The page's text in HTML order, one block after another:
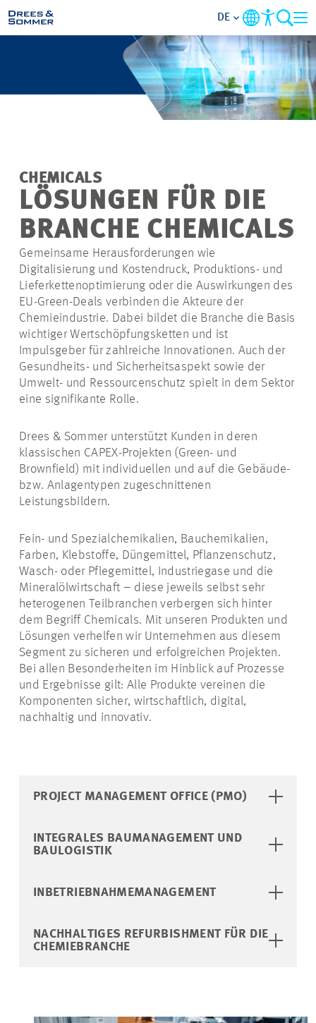
MARKETS
SERVICES
IM FOKUS
KARRIERE
PROJEKTE
KONTAKT
DE
CHEMICALS
LÖSUNGEN FÜR DIE
BRANCHE CHEMICALS
Gemeinsame Herausforderungen wie
Digitalisierung und Kostendruck, Produktions- und
Lieferkettenoptimierung oder die Auswirkungen des
EU-Green-Deals verbinden die Akteure der
Chemieindustrie. Dabei bildet die Branche die Basis
wichtiger Wertschöpfungsketten und ist
Impulsgeber für zahlreiche Innovationen. Auch der
Gesundheits- und Sicherheitsaspekt sowie der
Umwelt- und Ressourcenschutz spielt in dem Sektor
eine signifikante Rolle.
Drees & Sommer unterstützt Kunden in deren
klassischen CAPEX-Projekten (Green- und
Brownfield) mit individuellen und auf die Gebäude-
bzw. Anlagentypen zugeschnittenen
Leistungsbildern.
Fein- und Spezialchemikalien, Bauchemikalien,
Farben, Klebstoffe, Düngemittel, Pflanzenschutz,
Wasch- oder Pflegemittel, Industriegase und die
Mineralölwirtschaft – diese jeweils selbst sehr
heterogenen Teilbranchen verbergen sich hinter
dem Begriff Chemicals. Mit unseren Produkten und
Lösungen verhelfen wir Unternehmen aus diesem
Segment zu sicheren und erfolgreichen Projekten.
Bei allen Besonderheiten im Hinblick auf Prozesse
und Ergebnisse gilt: Alle Produkte vereinen die
Komponenten sicher, wirtschaftlich, digital,
nachhaltig und innovativ.
PROJECT MANAGEMENT OFFICE (PMO)
INTEGRALES BAUMANAGEMENT UND
BAULOGISTIK
INBETRIEBNAHMEMANAGEMENT
NACHHALTIGES REFURBISHMENT FÜR DIE
CHEMIEBRANCHE